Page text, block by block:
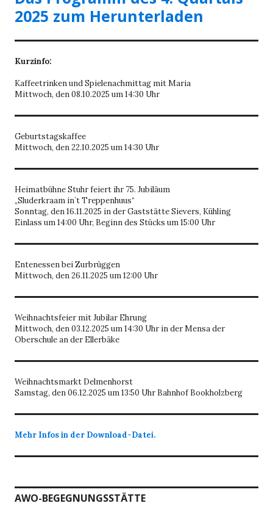
2025 zum Herunterladen
Kurzinfo:
Kaffeetrinken und Spielenachmittag mit Maria
Mittwoch, den 08.10.2025 um 14:30 Uhr
Geburtstagskaffee
Mittwoch, den 22.10.2025 um 14:30 Uhr
Heimatbühne Stuhr feiert ihr 75. Jubiläum
„Sluderkraam in`t Treppenhuus“
Sonntag, den 16.11.2025 in der Gaststätte Sievers, Kühling
Einlass um 14:00 Uhr, Beginn des Stücks um 15:00 Uhr
Entenessen bei Zurbrüggen
Mittwoch, den 26.11.2025 um 12:00 Uhr
Weihnachtsfeier mit Jubilar Ehrung
Mittwoch, den 03.12.2025 um 14:30 Uhr in der Mensa der
Oberschule an der Ellerbäke
Weihnachtsmarkt Delmenhorst
Samstag, den 06.12.2025 um 13:50 Uhr Bahnhof Bookholzberg
Mehr Infos in der Download-Datei.
AWO-BEGEGNUNGSSTÄTTE